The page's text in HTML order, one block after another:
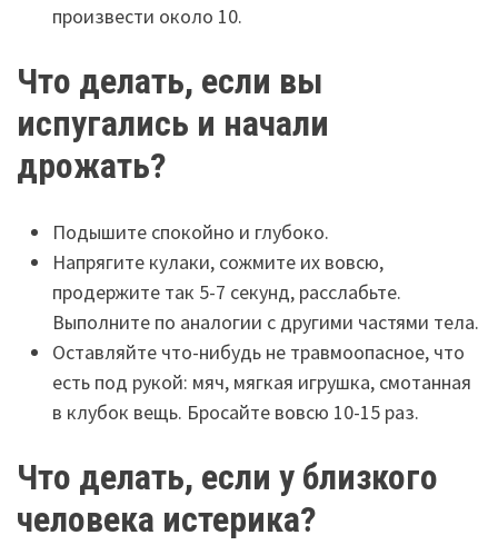
произвести около 10.
Что делать, если вы
испугались и начали
дрожать?
Подышите спокойно и глубоко.
Напрягите кулаки, сожмите их вовсю,
продержите так 5-7 секунд, расслабьте.
Выполните по аналогии с другими частями тела.
Оставляйте что-нибудь не травмоопасное, что
есть под рукой: мяч, мягкая игрушка, смотанная
в клубок вещь. Бросайте вовсю 10-15 раз.
Что делать, если у близкого
человека истерика?